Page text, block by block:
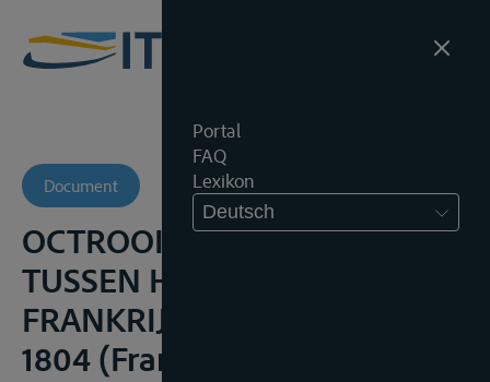
Portal
FAQ
Lexikon
Deutsch
Document
OCTROOICONVENTIE
TUSSEN HET DUITSE RIJK EN
FRANKRIJK, 15 AUGUSTUS
1804 (Franse versie)